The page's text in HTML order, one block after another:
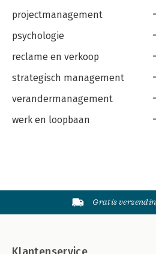
projectmanagement
psychologie
reclame en verkoop
strategisch management
verandermanagement
werk en loopbaan
Gratis